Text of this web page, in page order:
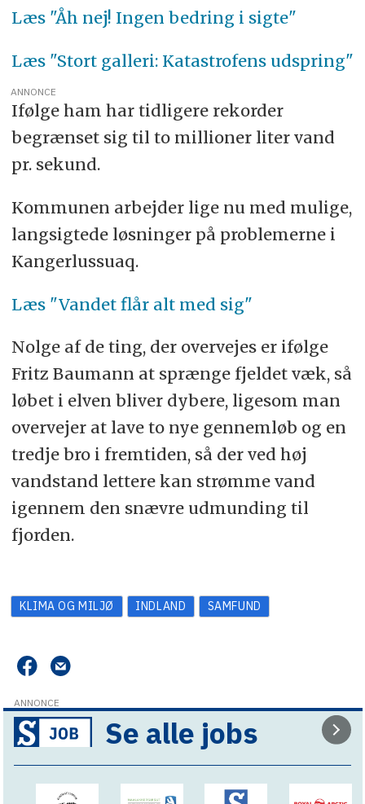
Læs "Åh nej! Ingen bedring i sigte"
Læs "Stort galleri: Katastrofens udspring"
ANNONCE
Ifølge ham har tidligere rekorder
begrænset sig til to millioner liter vand
pr. sekund.
Kommunen arbejder lige nu med mulige,
langsigtede løsninger på problemerne i
Kangerlussuaq.
Læs "Vandet flår alt med sig"
Nolge af de ting, der overvejes er ifølge
Fritz Baumann at sprænge fjeldet væk, så
løbet i elven bliver dybere, ligesom man
overvejer at lave to nye gennemløb og en
tredje bro i fremtiden, så der ved høj
vandstand lettere kan strømme vand
igennem den snævre udmunding til
fjorden.
KLIMA OG MILJØ INDLAND SAMFUND
ANNONCE
Se alle jobs